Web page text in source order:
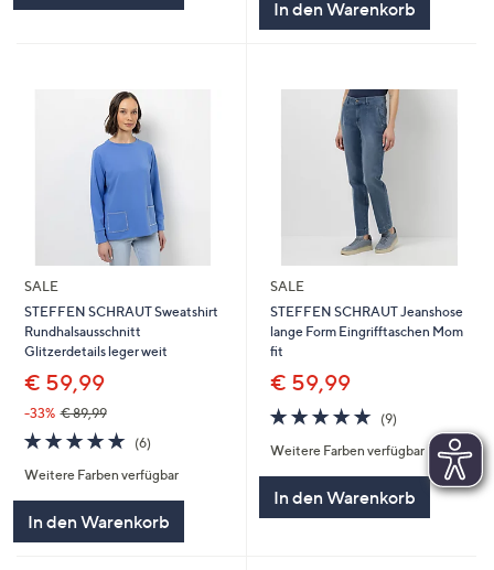
In den Warenkorb
SALE
STEFFEN SCHRAUT Sweatshirt
Rundhalsausschnitt
Glitzerdetails leger weit
€ 59,99
-33% € 89,99
5.0
von
5
(6)
Weitere Farben verfügbar
In den Warenkorb
SALE
STEFFEN SCHRAUT Jeanshose
lange Form Eingrifftaschen Mom
fit
€ 59,99
5.0
von
5
(9)9
Bewertungen
Weitere Farben verfügbar
In den Warenkorb